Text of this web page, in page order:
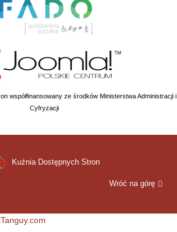
współfinansowany ze środków Ministerstwa Administracji i
Cyfryzacji
Kuźnia Dostępnych Stron
Wróć na górę